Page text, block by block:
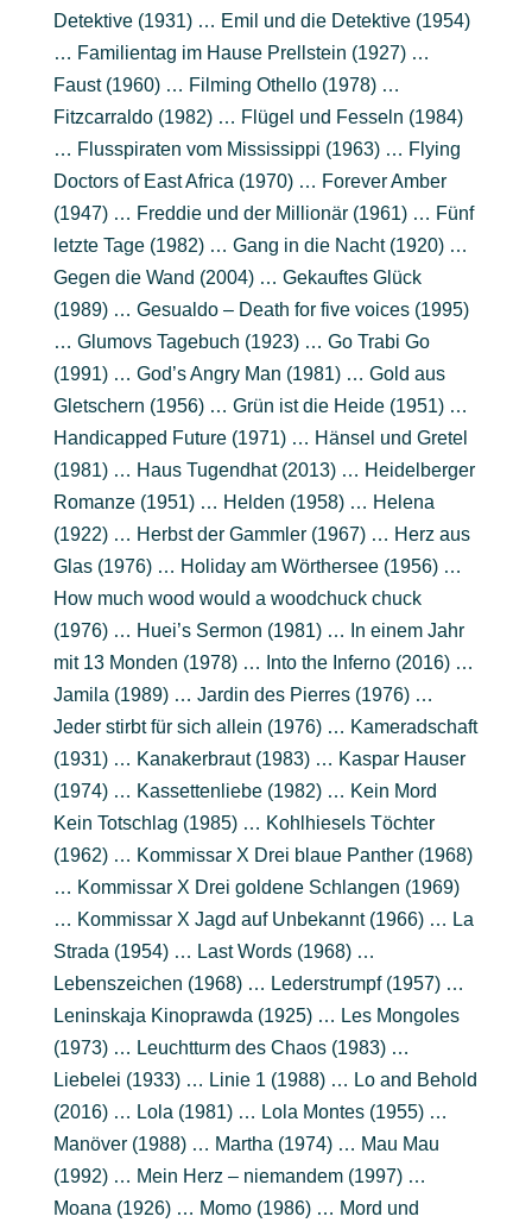
Detektive (1931) … Emil und die Detektive (1954)
… Familientag im Hause Prellstein (1927) …
Faust (1960) … Filming Othello (1978) …
Fitzcarraldo (1982) … Flügel und Fesseln (1984)
… Flusspiraten vom Mississippi (1963) … Flying
Doctors of East Africa (1970) … Forever Amber
(1947) … Freddie und der Millionär (1961) … Fünf
letzte Tage (1982) … Gang in die Nacht (1920) …
Gegen die Wand (2004) … Gekauftes Glück
(1989) … Gesualdo – Death for five voices (1995)
… Glumovs Tagebuch (1923) … Go Trabi Go
(1991) … God’s Angry Man (1981) … Gold aus
Gletschern (1956) … Grün ist die Heide (1951) …
Handicapped Future (1971) … Hänsel und Gretel
(1981) … Haus Tugendhat (2013) … Heidelberger
Romanze (1951) … Helden (1958) … Helena
(1922) … Herbst der Gammler (1967) … Herz aus
Glas (1976) … Holiday am Wörthersee (1956) …
How much wood would a woodchuck chuck
(1976) … Huei’s Sermon (1981) … In einem Jahr
mit 13 Monden (1978) … Into the Inferno (2016) …
Jamila (1989) … Jardin des Pierres (1976) …
Jeder stirbt für sich allein (1976) … Kameradschaft
(1931) … Kanakerbraut (1983) … Kaspar Hauser
(1974) … Kassettenliebe (1982) … Kein Mord
Kein Totschlag (1985) … Kohlhiesels Töchter
(1962) … Kommissar X Drei blaue Panther (1968)
… Kommissar X Drei goldene Schlangen (1969)
… Kommissar X Jagd auf Unbekannt (1966) … La
Strada (1954) … Last Words (1968) …
Lebenszeichen (1968) … Lederstrumpf (1957) …
Leninskaja Kinoprawda (1925) … Les Mongoles
(1973) … Leuchtturm des Chaos (1983) …
Liebelei (1933) … Linie 1 (1988) … Lo and Behold
(2016) … Lola (1981) … Lola Montes (1955) …
Manöver (1988) … Martha (1974) … Mau Mau
(1992) … Mein Herz – niemandem (1997) …
Moana (1926) … Momo (1986) … Mord und